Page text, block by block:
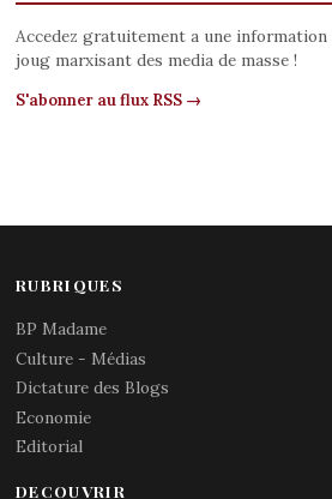
Accedez gratuitement a une
joug marxisant des media de masse !
S'abonner au flux RSS →
RUBRIQUES
BP Madame
Culture - Médias
Dictature des Blogs
Economie
Editorial
DECOUVRIR